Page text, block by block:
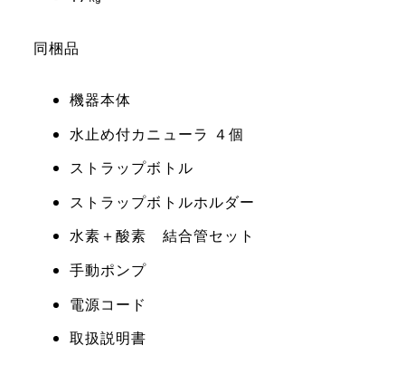
同梱品
機器本体
水止め付カニューラ ４個
ストラップボトル
ストラップボトルホルダー
水素＋酸素 結合管セット
手動ポンプ
電源コード
取扱説明書